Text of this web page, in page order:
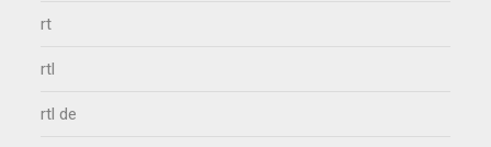
rt
rtl
rtl de